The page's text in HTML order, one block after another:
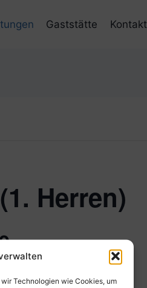
Technologien wie Cookies, um
Gaststätte
Herren)